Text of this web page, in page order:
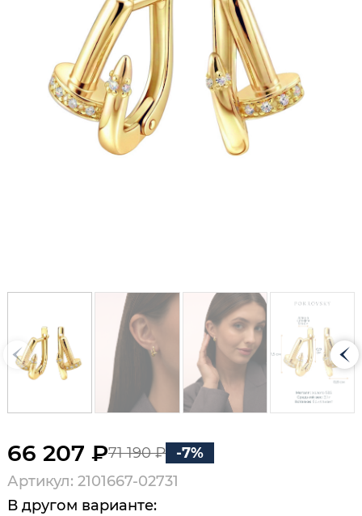
66 207 ₽71 190 ₽
-7%
Артикул: 2101667-02731
В другом варианте: